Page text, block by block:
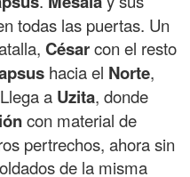
todas las puertas. Un
Césarcon el resto
hacia el Norte,
a Uzita, donde
con material de
pertrechos, ahora sin
de la misma